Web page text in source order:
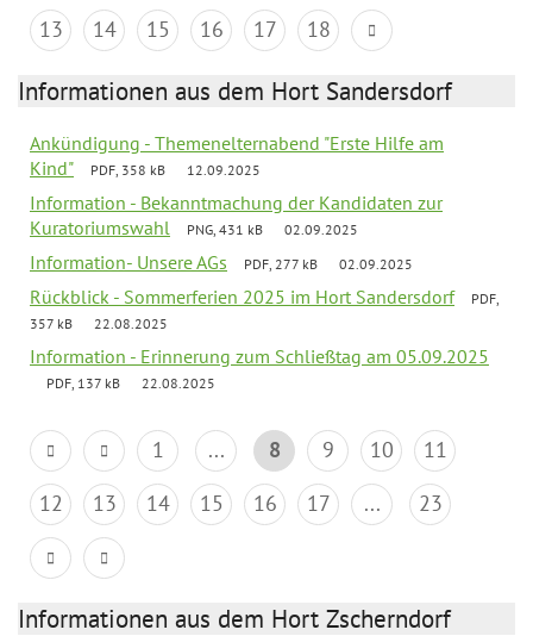
13
14 15 16 17 18
Informationen aus dem Hort Sandersdorf
Ankündigung - Themenelternabend "Erste Hilfe am
Kind"
PDF, 358 kB 12.09.2025
Information - Bekanntmachung der Kandidaten zur
Kuratoriumswahl
PNG, 431 kB 02.09.2025
Information- Unsere AGs PDF, 277 kB 02.09.2025
Rückblick - Sommerferien 2025 im Hort Sandersdorf
PDF,
357 kB
22.08.2025
Information - Erinnerung zum Schließtag am 05.09.2025
PDF, 137 kB 22.08.2025
1 ... 8 9 10
11
12
13 14 15 16 17 ... 23
Informationen aus dem Hort Zscherndorf